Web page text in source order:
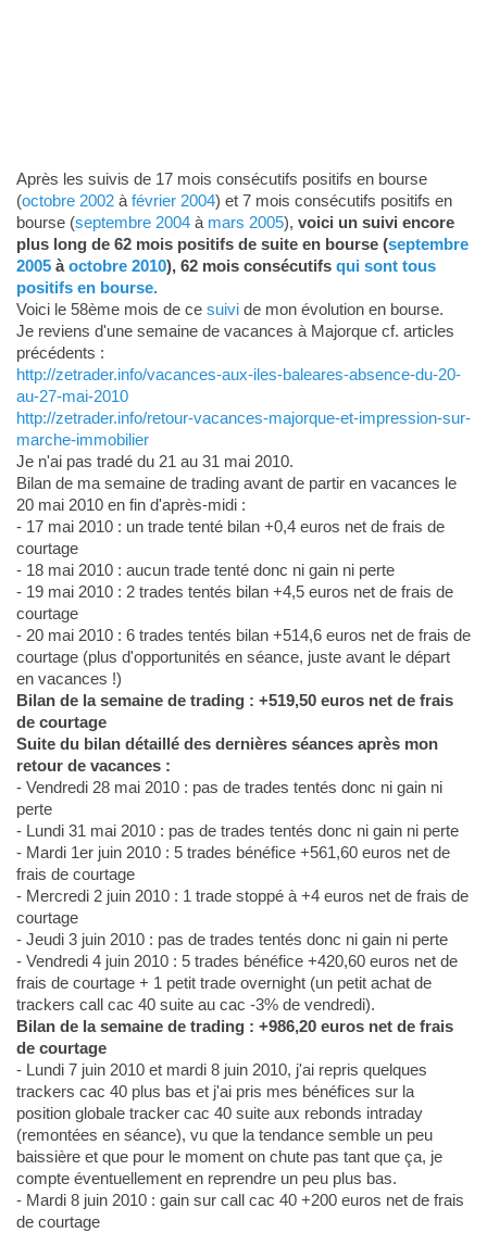
Après les suivis de 17 mois consécutifs positifs en bourse
(octobre 2002à février 2004) et 7 mois consécutifs positifs en
bourse (septembre 2004à mars 2005), voici un suivi encore
plus long de 62 mois positifs de suite en bourse (septembre
2005àoctobre 2010), 62 mois consécutifs qui sont tous
positifs en bourse.
Voici le 58ème mois de ce suivide mon évolution en bourse.
Je reviens d'une semaine de vacances à Majorque cf. articles
précédents :
http://zetrader.info/vacances-aux-iles-baleares-absence-du-20-
au-27-mai-2010
http://zetrader.info/retour-vacances-majorque-et-impression-sur-
marche-immobilier
Je n'ai pas tradé du 21 au 31 mai 2010.
Bilan de ma semaine de trading avant de partir en vacances le
20 mai 2010 en fin d'après-midi :
- 17 mai 2010 : un trade tenté bilan +0,4 euros net de frais de
courtage
- 18 mai 2010 : aucun trade tenté donc ni gain ni perte
- 19 mai 2010 : 2 trades tentés bilan +4,5 euros net de frais de
courtage
- 20 mai 2010 : 6 trades tentés bilan +514,6 euros net de frais de
courtage (plus d'opportunités en séance, juste avant le départ
en vacances !)
Bilan de la semaine de trading : +519,50 euros net de frais
de courtage
Suite du bilan détaillé des dernières séances après mon
retour de vacances :
- Vendredi 28 mai 2010 : pas de trades tentés donc ni gain ni
perte
- Lundi 31 mai 2010 : pas de trades tentés donc ni gain ni perte
- Mardi 1er juin 2010 : 5 trades bénéfice +561,60 euros net de
frais de courtage
- Mercredi 2 juin 2010 : 1 trade stoppé à +4 euros net de frais de
courtage
- Jeudi 3 juin 2010 : pas de trades tentés donc ni gain ni perte
- Vendredi 4 juin 2010 : 5 trades bénéfice +420,60 euros net de
frais de courtage + 1 petit trade overnight (un petit achat de
trackers call cac 40 suite au cac -3% de vendredi).
Bilan de la semaine de trading : +986,20 euros net de frais
de courtage
- Lundi 7 juin 2010 et mardi 8 juin 2010, j'ai repris quelques
trackers cac 40 plus bas et j'ai pris mes bénéfices sur la
position globale tracker cac 40 suite aux rebonds intraday
(remontées en séance), vu que la tendance semble un peu
baissière et que pour le moment on chute pas tant que ça, je
compte éventuellement en reprendre un peu plus bas.
- Mardi 8 juin 2010 : gain sur call cac 40 +200 euros net de frais
de courtage